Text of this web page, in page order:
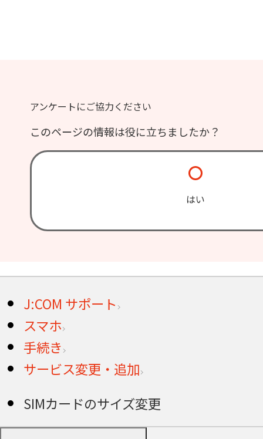
アンケートにご協力ください
このページの情報は役に立ちましたか？
はい
J:COM サポート
スマホ
手続き
サービス変更・追加
SIMカードのサイズ変更